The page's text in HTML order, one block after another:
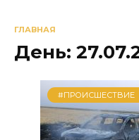
ГЛАВНАЯ
День:
#ПРОИСШЕСТВИЕ